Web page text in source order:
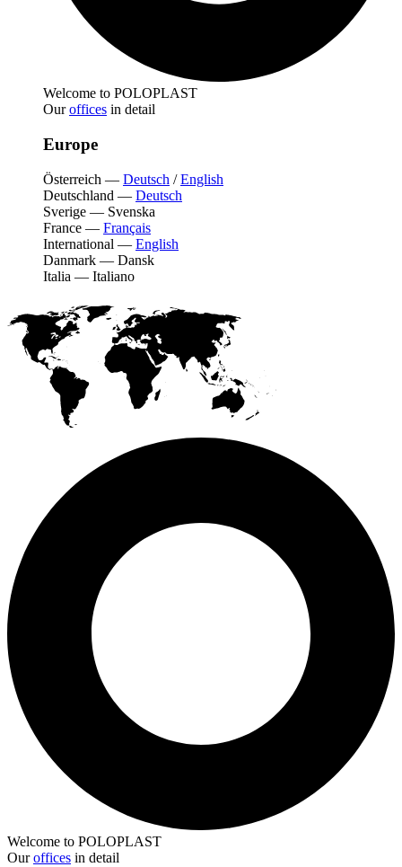
Welcome to POLOPLAST
Ouroffices in detail
Europe
Österreich — Deutsch /English
Deutschland — Deutsch
Sverige — Svenska
France — Français
International — English
Danmark — Dansk
Italia — Italiano
Welcome to POLOPLAST
Ouroffices in detail